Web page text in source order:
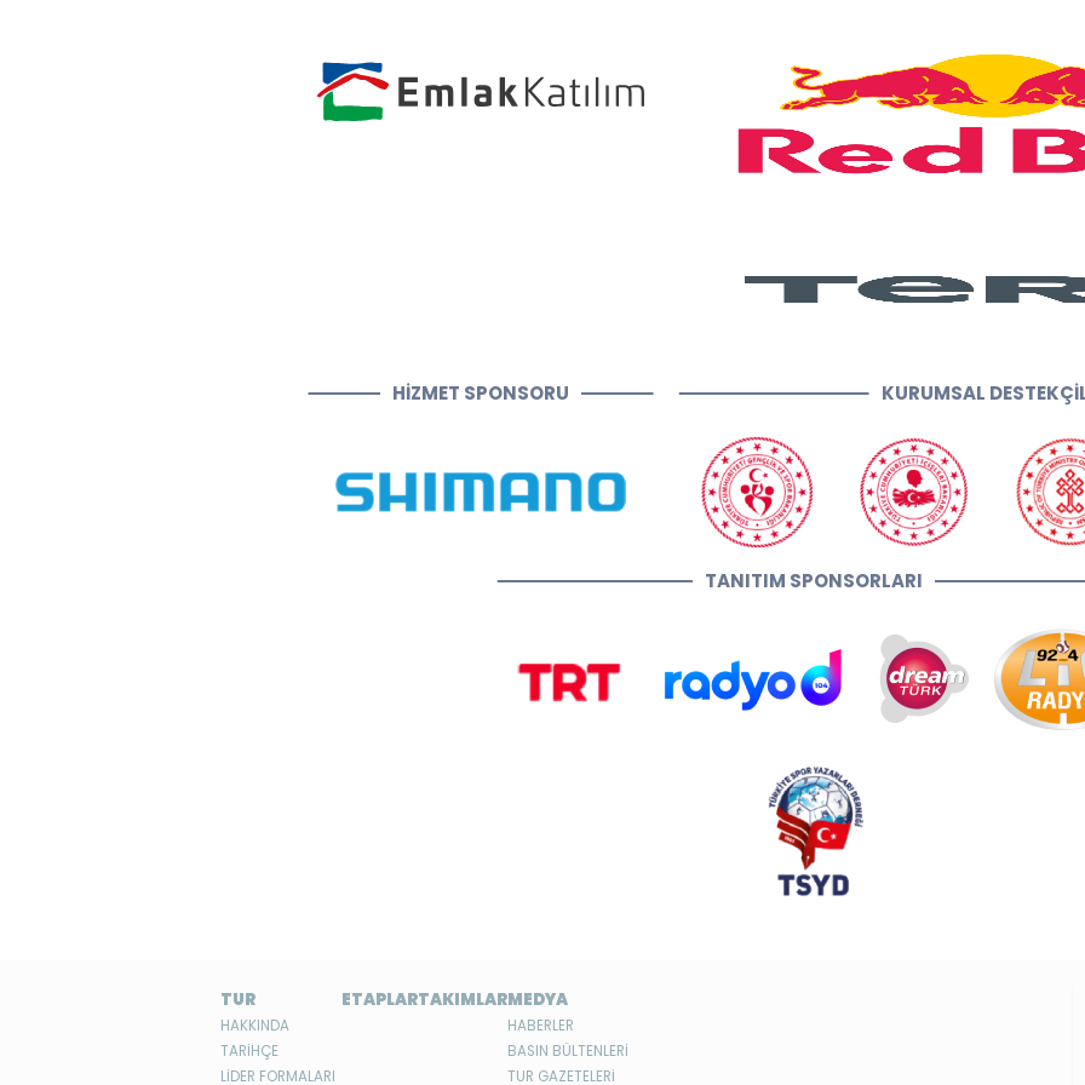
HİZMET SPONSORU KURUMSAL
TANITIM SPONSORLARI
TUR
HAKKINDA
TARİHÇE
LİDER FORMALARI
ETAPLARTAKIMLARMEDYA
HABERLER
BASIN BÜLTENLERİ
TUR GAZETELERİ